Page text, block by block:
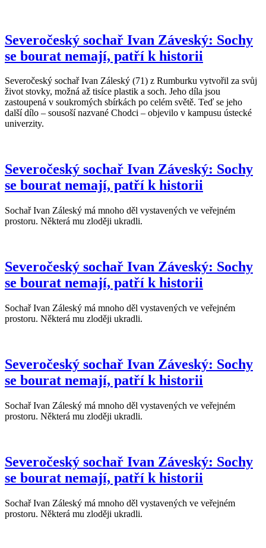
Severočeský sochař Ivan Záveský: Sochy
se bourat nemají, patří k historii
Severočeský sochař Ivan Záleský (71) z Rumburku vytvořil za svůj
život stovky, možná až tisíce plastik a soch. Jeho díla jsou
zastoupená v soukromých sbírkách po celém světě. Teď se jeho
další dílo – sousoší nazvané Chodci – objevilo v kampusu ústecké
univerzity.
Severočeský sochař Ivan Záveský: Sochy
se bourat nemají, patří k historii
Sochař Ivan Záleský má mnoho děl vystavených ve veřejném
prostoru. Některá mu zloději ukradli.
Severočeský sochař Ivan Záveský: Sochy
se bourat nemají, patří k historii
Sochař Ivan Záleský má mnoho děl vystavených ve veřejném
prostoru. Některá mu zloději ukradli.
Severočeský sochař Ivan Záveský: Sochy
se bourat nemají, patří k historii
Sochař Ivan Záleský má mnoho děl vystavených ve veřejném
prostoru. Některá mu zloději ukradli.
Severočeský sochař Ivan Záveský: Sochy
se bourat nemají, patří k historii
Sochař Ivan Záleský má mnoho děl vystavených ve veřejném
prostoru. Některá mu zloději ukradli.